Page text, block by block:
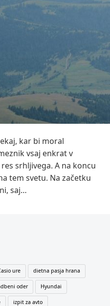
kar bi moral
vsaj enkrat v
srhljivega. A na koncu
tem svetu. Na začetku
saj…
ure dietna pasja hrana
oder Hyundai
izpit za avto